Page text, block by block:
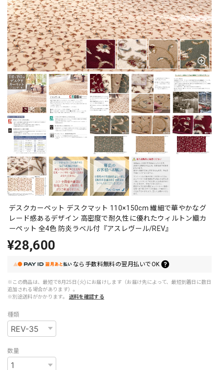
デスクカーペット デスクマット 110×150cm 繊細で華やかなグ
レード感あるデザイン 高密度で耐久性に優れたウィルトン織カ
ーペット 全4色 防炎ラベル付『アスレヴール/REV』
¥28,600
なら 手数料無料の翌月払いでOK
※この商品は、最短で8月25日(火)にお届けします（お届け先によって、最短到着日に数日
追加される場合があります）。
※別途送料がかかります。
送料を確認する
種類
数量